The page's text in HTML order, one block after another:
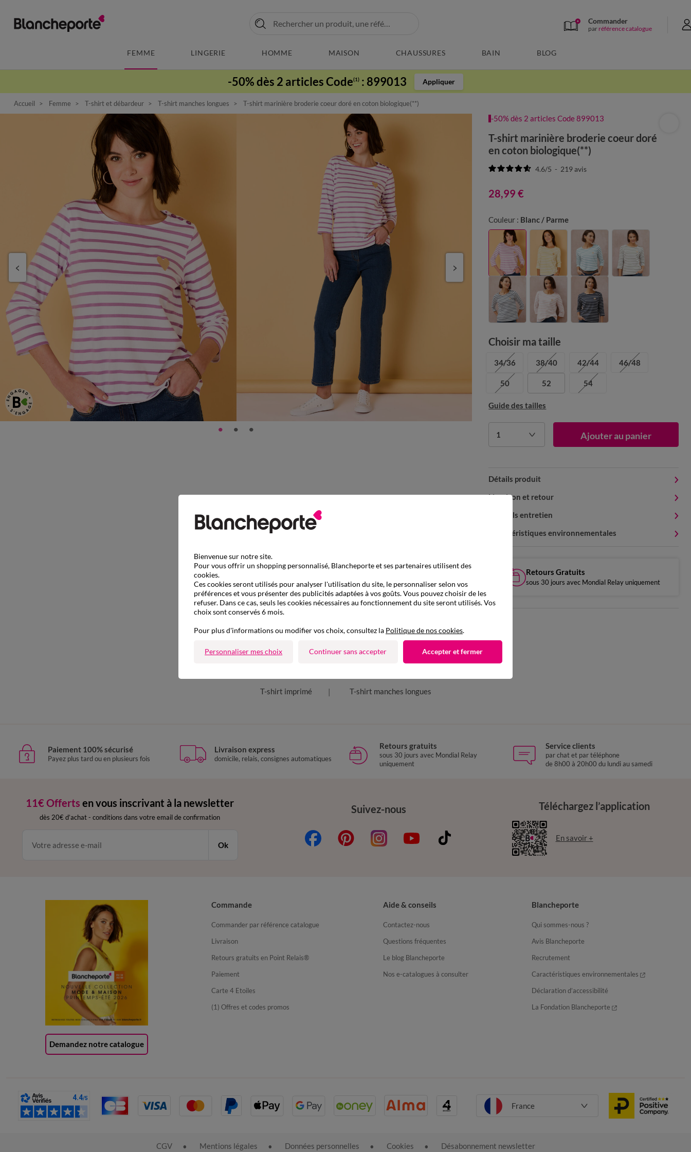
Commander
par référence catalogue
FEMME LINGERIE HOMME MAISON CHAUSSURES BAIN BLOG
-50% dès 2 articles Code(1) : 899013 Appliquer
Accueil Femme T-shirt et débardeur T-shirt manches longues T-shirt marinière broderie coeur doré en coton biologique(**)
-50% dès 2 articles Code 899013
T-shirt marinière broderie coeur doré
en coton biologique(**)
4.6/5 - 219avis
28,99 €
Couleur : Blanc / Parme
Choisir ma taille
34/36 38/40 42/44 46/48
50 52 54
Guide des tailles
1 Ajouter au panier
Détails produit
Livraison et retour
Conseils entretien
Caractéristiques environnementales
Retours Gratuits
sous 30 jours avec Mondial Relay uniquement
T-shirt imprimé T-shirt manches longues
Paiement 100% sécurisé
Payez plus tard ou en plusieurs fois
Livraison express
domicile, relais, consignes automatiques
Retours gratuits
sous 30 jours avec Mondial Relay
uniquement
Service clients
par chat et par téléphone
de 8h00 à 20h00 du lundi au samedi
11€ Offerts en vous inscrivant à la newsletter
dès 20€ d’achat - conditions dans votre email de confirmation
Ok
Suivez-nous Téléchargez l’application
En savoir +
Demandez notre catalogue
Commande
Commander par référence catalogue
Livraison
Retours gratuits en Point Relais®
Paiement
Carte 4 Etoiles
(1) Offres et codes promos
Aide & conseils
Contactez-nous
Questions fréquentes
Le blog Blancheporte
Nos e-catalogues à consulter
Blancheporte
Qui sommes-nous ?
Avis Blancheporte
Recrutement
Caractéristiques environnementales
Déclaration d’accessibilité
La Fondation Blancheporte
France
CGV Mentions légales Données personnelles Cookies Désabonnement newsletter
Bienvenue sur notre site.
Pour vous offrir un shopping personnalisé, Blancheporte et ses partenaires utilisent des
cookies.
Ces cookies seront utilisés pour analyser l'utilisation du site, le personnaliser selon vos
préférences et vous présenter des publicités adaptées à vos goûts. Vous pouvez choisir de les
refuser. Dans ce cas, seuls les cookies nécessaires au fonctionnement du site seront utilisés. Vos
choix sont conservés 6 mois.
Pour plus d'informations ou modifier vos choix, consultez la Politique de nos cookies.
Personnaliser mes choix Continuer sans accepter Accepter et fermer